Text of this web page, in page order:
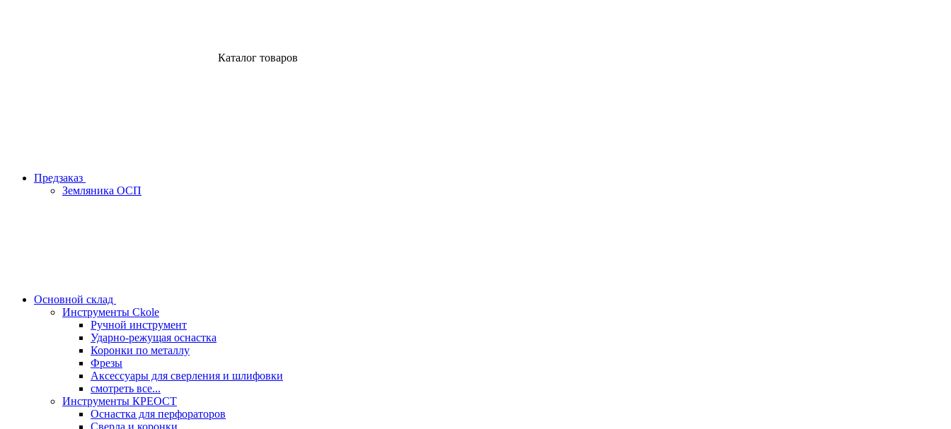
Каталог товаров
Предзаказ
Земляника ОСП
Основной склад
Инструменты Ckole
Ручной инструмент
Ударно‑режущая оснастка
Коронки по металлу
Фрезы
Аксессуары для сверления и шлифовки
смотреть все...
Инструменты КРЕОСТ
Оснастка для перфораторов
Сверла и коронки